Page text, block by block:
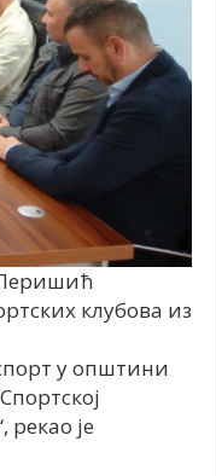
клубова из
у општини
рекао је